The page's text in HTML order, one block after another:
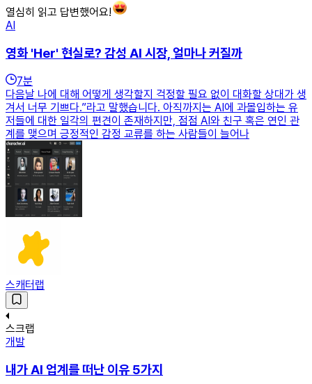
열심히 읽고 답변했어요!
AI
영화 'Her' 현실로? 감성 AI 시장, 얼마나 커질까
7분
다음날 나에 대해 어떻게 생각할지 걱정할 필요 없이 대화할 상대가 생
겨서 너무 기쁘다.”라고 말했습니다. 아직까지는 AI에 과몰입하는 유
저들에 대한 일각의 편견이 존재하지만, 점점 AI와 친구 혹은 연인 관
계를 맺으며 긍정적인 감정 교류를 하는 사람들이 늘어나
스캐터랩
스크랩
개발
내가 AI 업계를 떠난 이유 5가지